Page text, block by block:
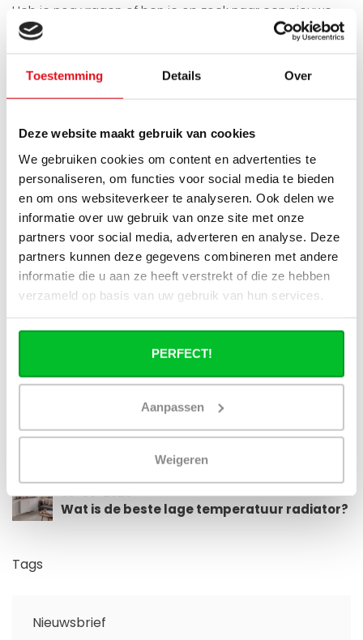
Toestemming Details Over
Deze website maakt gebruik van cookies
We gebruiken cookies om content en advertenties te
personaliseren, om functies voor social media te bieden
en om ons websiteverkeer te analyseren. Ook delen we
informatie over uw gebruik van onze site met onze
partners voor social media, adverteren en analyse. Deze
partners kunnen deze gegevens combineren met andere
informatie die u aan ze heeft verstrekt of die ze hebben
verzameld op basis van uw gebruik van hun services.
PERFECT!
Aanpassen
Weigeren
Heb je nog vragen of ben je op zoek naar een nieuwe
radiator? Bij
helpen we je graag verder.
Met ons ruime assortiment en advies op maat vind je
altijd de perfecte radiator voor jouw woning. Neem
gerustcontactmet ons op!
Recente artikelen
15-07-2026
Nadelen lage temperatuur radiator? | De
oplossing
15-07-2026
Radiator vervangen: past het op oud
leidingwerk?
15-07-2026
Besparing hybride radiator: hoeveel
Welke radiator heb ik nodig bij een
30-06-2026
Wat is de beste lage temperatuur radiator?
Tags
Nieuwsbrief